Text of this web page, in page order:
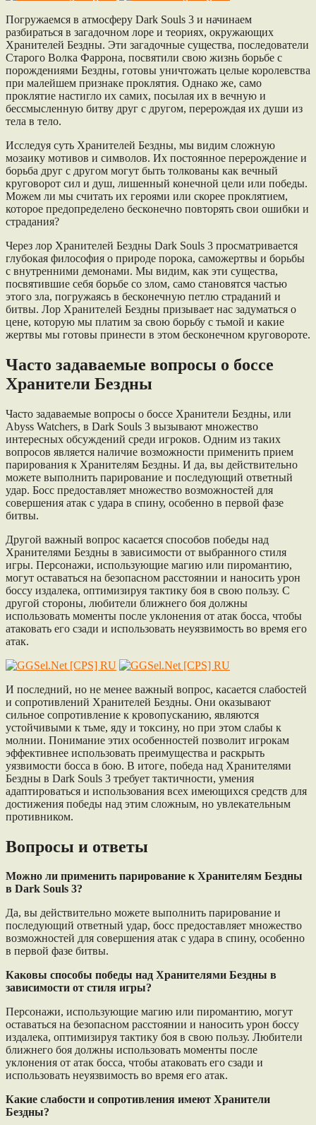
Погружаемся в атмосферу Dark Souls 3 и начинаем
разбираться в загадочном лоре и теориях, окружающих
Хранителей Бездны. Эти загадочные существа, последователи
Старого Волка Фаррона, посвятили свою жизнь борьбе с
порождениями Бездны, готовы уничтожать целые королевства
при малейшем признаке проклятия. Однако же, само
проклятие настигло их самих, посылая их в вечную и
бессмысленную битву друг с другом, перерождая их души из
тела в тело.
Исследуя суть Хранителей Бездны, мы видим сложную
мозаику мотивов и символов. Их постоянное перерождение и
борьба друг с другом могут быть толкованы как вечный
круговорот сил и душ, лишенный конечной цели или победы.
Можем ли мы считать их героями или скорее проклятием,
которое предопределено бесконечно повторять свои ошибки и
страдания?
Через лор Хранителей Бездны Dark Souls 3 просматривается
глубокая философия о природе порока, саможертвы и борьбы
с внутренними демонами. Мы видим, как эти существа,
посвятившие себя борьбе со злом, само становятся частью
этого зла, погружаясь в бесконечную петлю страданий и
битвы. Лор Хранителей Бездны призывает нас задуматься о
цене, которую мы платим за свою борьбу с тьмой и какие
жертвы мы готовы принести в этом бесконечном круговороте.
Часто задаваемые вопросы о боссе
Хранители Бездны
Часто задаваемые вопросы о боссе Хранители Бездны, или
Abyss Watchers, в Dark Souls 3 вызывают множество
интересных обсуждений среди игроков. Одним из таких
вопросов является наличие возможности применить прием
парирования к Хранителям Бездны. И да, вы действительно
можете выполнить парирование и последующий ответный
удар. Босс предоставляет множество возможностей для
совершения атак с удара в спину, особенно в первой фазе
битвы.
Другой важный вопрос касается способов победы над
Хранителями Бездны в зависимости от выбранного стиля
игры. Персонажи, использующие магию или пиромантию,
могут оставаться на безопасном расстоянии и наносить урон
боссу издалека, оптимизируя тактику боя в свою пользу. С
другой стороны, любители ближнего боя должны
использовать моменты после уклонения от атак босса, чтобы
атаковать его сзади и использовать неуязвимость во время его
атак.
И последний, но не менее важный вопрос, касается слабостей
и сопротивлений Хранителей Бездны. Они оказывают
сильное сопротивление к кровопусканию, являются
устойчивыми к тьме, яду и токсину, но при этом слабы к
молнии. Понимание этих особенностей позволит игрокам
эффективнее использовать преимущества и раскрыть
уязвимости босса в бою. В итоге, победа над Хранителями
Бездны в Dark Souls 3 требует тактичности, умения
адаптироваться и использования всех имеющихся средств для
достижения победы над этим сложным, но увлекательным
противником.
Вопросы и ответы
Можно ли применить парирование к Хранителям Бездны
в Dark Souls 3?
Да, вы действительно можете выполнить парирование и
последующий ответный удар, босс предоставляет множество
возможностей для совершения атак с удара в спину, особенно
в первой фазе битвы.
Каковы способы победы над Хранителями Бездны в
зависимости от стиля игры?
Персонажи, использующие магию или пиромантию, могут
оставаться на безопасном расстоянии и наносить урон боссу
издалека, оптимизируя тактику боя в свою пользу. Любители
ближнего боя должны использовать моменты после
уклонения от атак босса, чтобы атаковать его сзади и
использовать неуязвимость во время его атак.
Какие слабости и сопротивления имеют Хранители
Бездны?